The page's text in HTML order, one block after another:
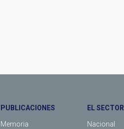
PUBLICACIONES
Memoria
EL SECTOR
Nacional